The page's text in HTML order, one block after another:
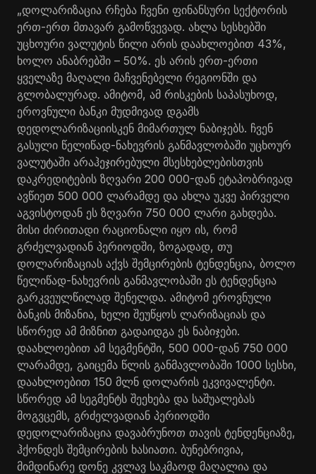
„დოლარიზაცია რჩება ჩვენი ფინანსური სექტორის
ერთ-ერთ მთავარ გამოწვევად. ახლა სესხებში
უცხოური ვალუტის წილი არის დაახლოებით 43%,
ხოლო ანაბრებში – 50%. ეს არის ერთ-ერთი
ყველაზე მაღალი მაჩვენებელი რეგიონში და
გლობალურად. ამიტომ, ამ რისკების საპასუხოდ,
ეროვნული ბანკი მუდმივად დგამს
დედოლარიზაციისკენ მიმართულ ნაბიჯებს. ჩვენ
გასული წელიწად-ნახევრის განმავლობაში უცხოურ
ვალუტაში არაჰეჯირებული მსესხებლებისთვის
დაკრედიტების ზღვარი 200 000-დან ეტაპობრივად
ავწიეთ 500 000 ლარამდე და ახლა უკვე პირველი
აგვისტოდან ეს ზღვარი 750 000 ლარი გახდება.
მისი ძირითადი რაციონალი იყო ის, რომ
გრძელვადიან პერიოდში, ზოგადად, თუ
დოლარიზაციას აქვს შემცირების ტენდენცია, ბოლო
წელიწად-ნახევრის განმავლობაში ეს ტენდენცია
გარკვეულწილად შენელდა. ამიტომ ეროვნული
ბანკის მიზანია, ხელი შეუწყოს ლარიზაციას და
სწორედ ამ მიზნით გადაიდგა ეს ნაბიჯები.
დაახლოებით ამ სეგმენტში, 500 000-დან 750 000
ლარამდე, გაიცემა წლის განმავლობაში 1000 სესხი,
დაახლოებით 150 მლნ დოლარის ეკვივალენტი.
სწორედ ამ სეგმენტს შეეხება და საშუალებას
მოგვცემს, გრძელვადიან პერიოდში
დედოლარიზაცია დავაბრუნოთ თავის ტენდენციაზე,
ჰქონდეს შემცირების ხასიათი. ბუნებრივია,
მიმდინარე დონე კვლავ საკმაოდ მაღალია და